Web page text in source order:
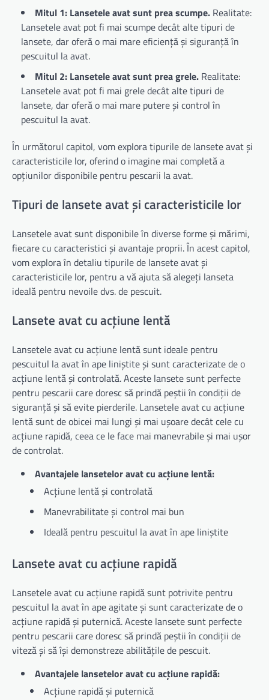
Mitul 1: Lansetele avat sunt prea scumpe. Realitate:
Lansetele avat pot fi mai scumpe decât alte tipuri de
lansete, dar oferă o mai mare eficiență și siguranță în
pescuitul la avat.
Mitul 2: Lansetele avat sunt prea grele. Realitate:
Lansetele avat pot fi mai grele decât alte tipuri de
lansete, dar oferă o mai mare putere și control în
pescuitul la avat.
În următorul capitol, vom explora tipurile de lansete avat și
caracteristicile lor, oferind o imagine mai completă a
opțiunilor disponibile pentru pescarii la avat.
Tipuri de lansete avat și caracteristicile lor
Lansetele avat sunt disponibile în diverse forme și mărimi,
fiecare cu caracteristici și avantaje proprii. În acest capitol,
vom explora în detaliu tipurile de lansete avat și
caracteristicile lor, pentru a vă ajuta să alegeți lanseta
ideală pentru nevoile dvs. de pescuit.
Lansete avat cu acțiune lentă
Lansetele avat cu acțiune lentă sunt ideale pentru
pescuitul la avat în ape liniștite și sunt caracterizate de o
acțiune lentă și controlată. Aceste lansete sunt perfecte
pentru pescarii care doresc să prindă peștii în condiții de
siguranță și să evite pierderile. Lansetele avat cu acțiune
lentă sunt de obicei mai lungi și mai ușoare decât cele cu
acțiune rapidă, ceea ce le face mai manevrabile și mai ușor
de controlat.
Avantajele lansetelor avat cu acțiune lentă:
Acțiune lentă și controlată
Manevrabilitate și control mai bun
Ideală pentru pescuitul la avat în ape liniștite
Lansete avat cu acțiune rapidă
Lansetele avat cu acțiune rapidă sunt potrivite pentru
pescuitul la avat în ape agitate și sunt caracterizate de o
acțiune rapidă și puternică. Aceste lansete sunt perfecte
pentru pescarii care doresc să prindă peștii în condiții de
viteză și să își demonstreze abilitățile de pescuit.
Avantajele lansetelor avat cu acțiune rapidă:
Acțiune rapidă și puternică